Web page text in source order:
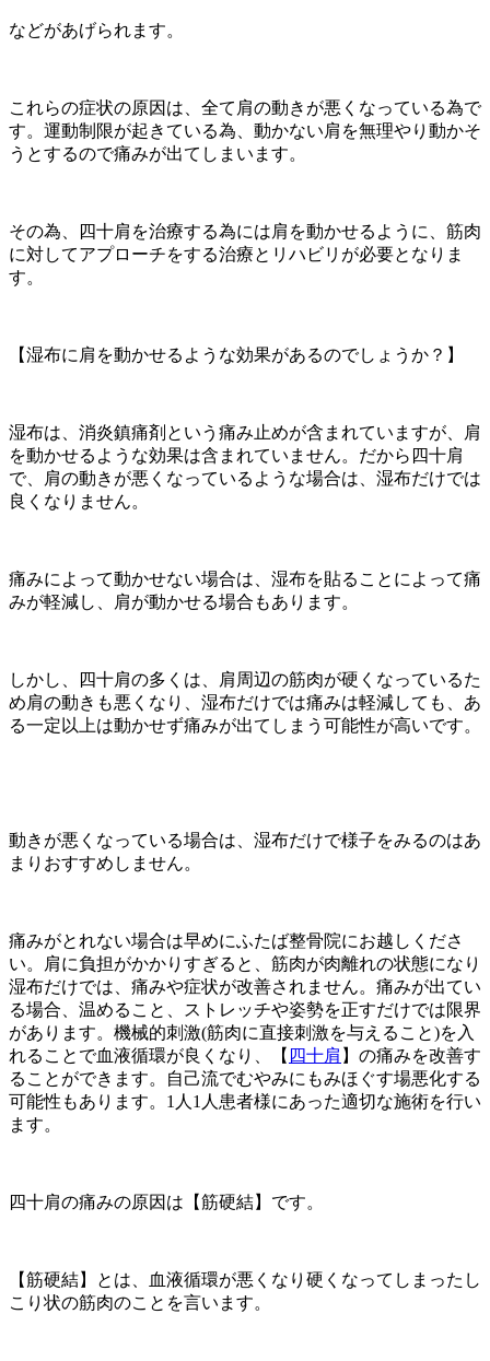
などがあげられます。
これらの症状の原因は、全て肩の動きが悪くなっている為で
す。運動制限が起きている為、動かない肩を無理やり動かそ
うとするので痛みが出てしまいます。
その為、四十肩を治療する為には肩を動かせるように、筋肉
に対してアプローチをする治療とリハビリが必要となりま
す。
【湿布に肩を動かせるような効果があるのでしょうか？】
湿布は、消炎鎮痛剤という痛み止めが含まれていますが、肩
を動かせるような効果は含まれていません。だから四十肩
で、肩の動きが悪くなっているような場合は、湿布だけでは
良くなりません。
痛みによって動かせない場合は、湿布を貼ることによって痛
みが軽減し、肩が動かせる場合もあります。
しかし、四十肩の多くは、肩周辺の筋肉が硬くなっているた
め肩の動きも悪くなり、湿布だけでは痛みは軽減しても、あ
る一定以上は動かせず痛みが出てしまう可能性が高いです。
動きが悪くなっている場合は、湿布だけで様子をみるのはあ
まりおすすめしません。
痛みがとれない場合は早めにふたば整骨院にお越しくださ
い。肩に負担がかかりすぎると、筋肉が肉離れの状態になり
湿布だけでは、痛みや症状が改善されません。痛みが出てい
る場合、温めること、ストレッチや姿勢を正すだけでは限界
があります。機械的刺激(筋肉に直接刺激を与えること)を入
れることで血液循環が良くなり、【 四十肩 】の痛みを改善す
ることができます。自己流でむやみにもみほぐす場悪化する
可能性もあります。1人1人患者様にあった適切な施術を行い
ます。
四十肩の痛みの原因は【筋硬結】です。
【筋硬結】とは、血液循環が悪くなり硬くなってしまったし
こり状の筋肉のことを言います。